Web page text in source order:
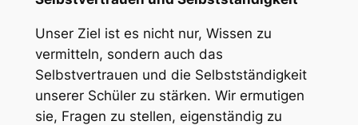
Unser Ziel ist es nicht nur, Wissen zu
vermitteln, sondern auch das
Selbstvertrauen und die Selbstständigkeit
unserer Schüler zu stärken. Wir ermutigen
sie, Fragen zu stellen, eigenständig zu